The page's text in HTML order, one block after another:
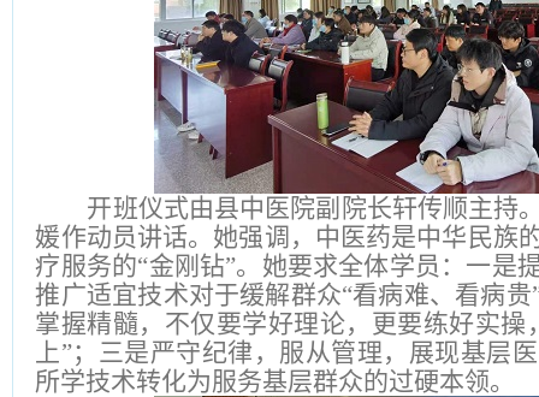
开班仪式由县中医院副院长轩传顺主持
媛作动员讲话。她强调，中医药是中华民族
疗服务的“金刚钻”。她要求全体学员：一是
推广适宜技术对于缓解群众“看病难、看病
掌握精髓，不仅要学好理论，更要练好实操
上”；三是严守纪律，服从管理，展现基层
所学技术转化为服务基层群众的过硬本领。